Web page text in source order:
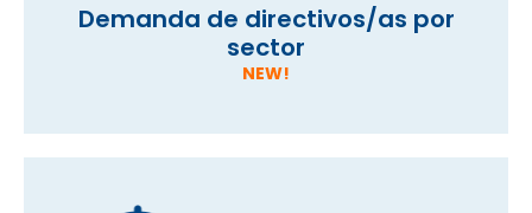
Demanda de directivos/as por
sector
NEW!